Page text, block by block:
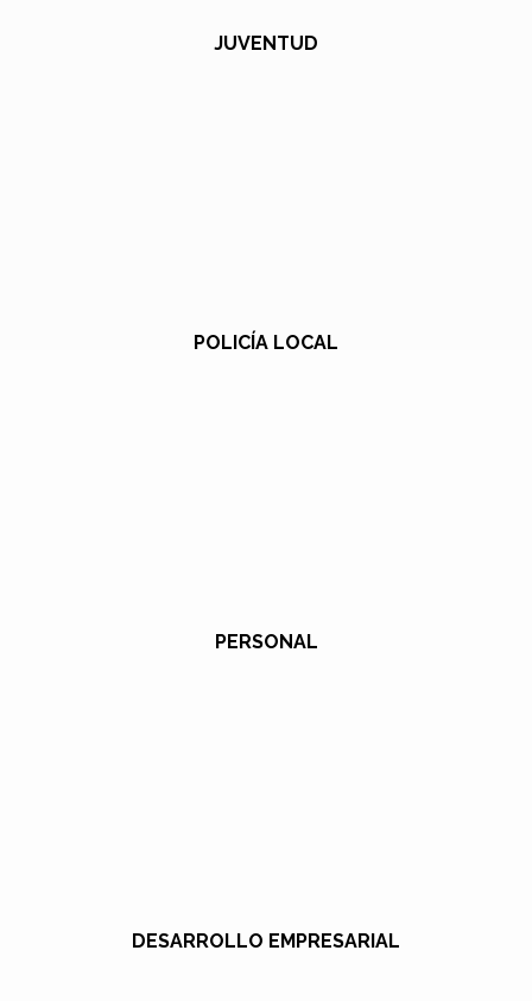
JUVENTUD
POLICÍA LOCAL
PERSONAL
DESARROLLO EMPRESARIAL